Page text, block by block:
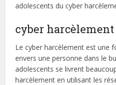
adolescents du cyber
cyber harcèlement
Le cyber harcèlement est une
envers une personne dans le
adolescents se livrent
harcèlement en utilisant les